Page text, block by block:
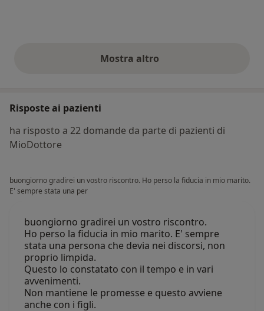
Mostra altroopinioni di cui sopra
Risposte ai pazienti
ha risposto a 22 domande da parte di pazienti di
MioDottore
buongiorno gradirei un vostro riscontro. Ho perso la fiducia in mio marito.
E' sempre stata una per
buongiorno gradirei un vostro riscontro.
Ho perso la fiducia in mio marito. E' sempre
stata una persona che devia nei discorsi, non
proprio limpida.
Questo lo constatato con il tempo e in vari
avvenimenti.
Non mantiene le promesse e questo avviene
anche con i figli.